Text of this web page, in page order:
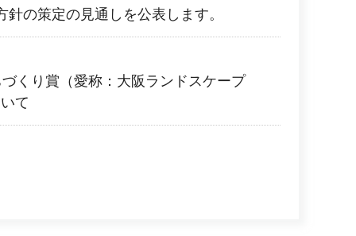
針の策定の見通しを公表します。
くり賞（愛称：大阪ランドスケープ
て